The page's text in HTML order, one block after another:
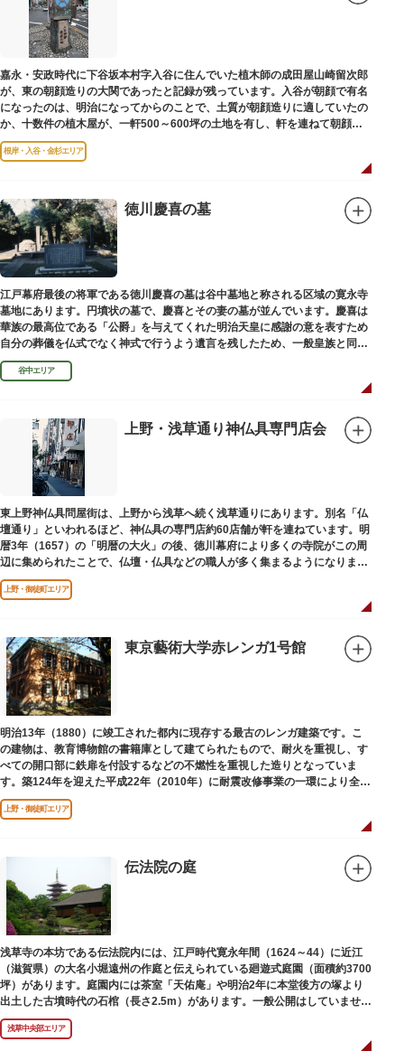
嘉永・安政時代に下谷坂本村字入谷に住んでいた植木師の成田屋山崎留次郎
が、東の朝顔造りの大関であったと記録が残っています。入谷が朝顔で有名
になったのは、明治になってからのことで、土質が朝顔造りに適していたの
か、十数件の植木屋が、一軒500～600坪の土地を有し、軒を連ねて朝顔造
りをはじめました。
根岸・入谷・金杉エリア
徳川慶喜の墓
江戸幕府最後の将軍である徳川慶喜の墓は谷中墓地と称される区域の寛永寺
墓地にあります。円墳状の墓で、慶喜とその妻の墓が並んでいます。慶喜は
華族の最高位である「公爵」を与えてくれた明治天皇に感謝の意を表すため
自分の葬儀を仏式でなく神式で行うよう遺言を残したため、一般皇族と同じ
ような円墳が建てられました。
谷中エリア
上野・浅草通り神仏具専門店会
東上野神仏具問屋街は、上野から浅草へ続く浅草通りにあります。別名「仏
壇通り」といわれるほど、神仏具の専門店約60店舗が軒を連ねています。明
暦3年（1657）の「明暦の大火」の後、徳川幕府により多くの寺院がこの周
辺に集められたことで、仏壇・仏具などの職人が多く集まるようになりまし
た。
上野・御徒町エリア
東京藝術大学赤レンガ1号館
明治13年（1880）に竣工された都内に現存する最古のレンガ建築です。こ
の建物は、教育博物館の書籍庫として建てられたもので、耐火を重視し、す
べての開口部に鉄扉を付設するなどの不燃性を重視した造りとなっていま
す。築124年を迎えた平成22年（2010年）に耐震改修事業の一環により全面
改修が施されました。
上野・御徒町エリア
伝法院の庭
浅草寺の本坊である伝法院内には、江戸時代寛永年間（1624～44）に近江
（滋賀県）の大名小堀遠州の作庭と伝えられている廻遊式庭園（面積約3700
坪）があります。庭園内には茶室「天佑庵」や明治2年に本堂後方の塚より
出土した古墳時代の石棺（長さ2.5m）があります。一般公開はしていません
が、不定期で特別公開されることがあります。
浅草中央部エリア